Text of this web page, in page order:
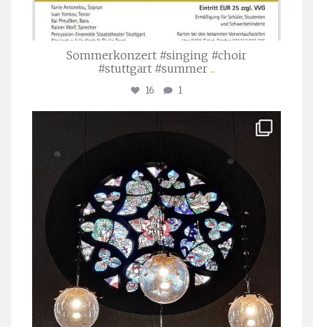
Sommerkonzert #singing #choir
#stuttgart #summer ...
16 1
Apr. 1